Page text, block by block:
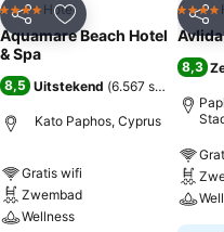
Delen Toevoegen aan
4 SterrenHotel
Aquamare Beach Hotel
& Spa
8,5 Uitstekend (6.567 scores
Kato Paphos, Cyprus
Gratis wifi
Zwembad
Wellness
Delen
4
8,3